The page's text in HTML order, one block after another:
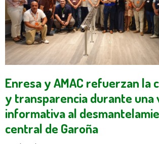
Enresa y AMAC refuerzan la
y transparencia durante una
informativa al
central de Garoña